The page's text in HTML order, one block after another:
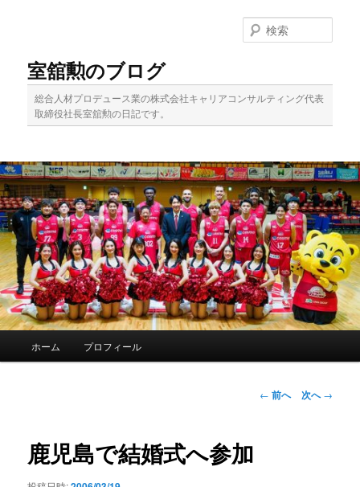
移
動
室舘勲のブログ
総合人材プロデュース業の株式会社キャリアコンサルティング代表
取締役社長室舘勲の日記です。
索
ホーム プロフィール
投← 前へ 次へ→
鹿児島で結婚式へ参加